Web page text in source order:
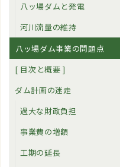
八ッ場ダムと発電
河川流量の維持
八ッ場ダム事業の問題点
[ 目次と概要 ]
ダム計画の迷走
過大な財政負担
事業費の増額
工期の延長